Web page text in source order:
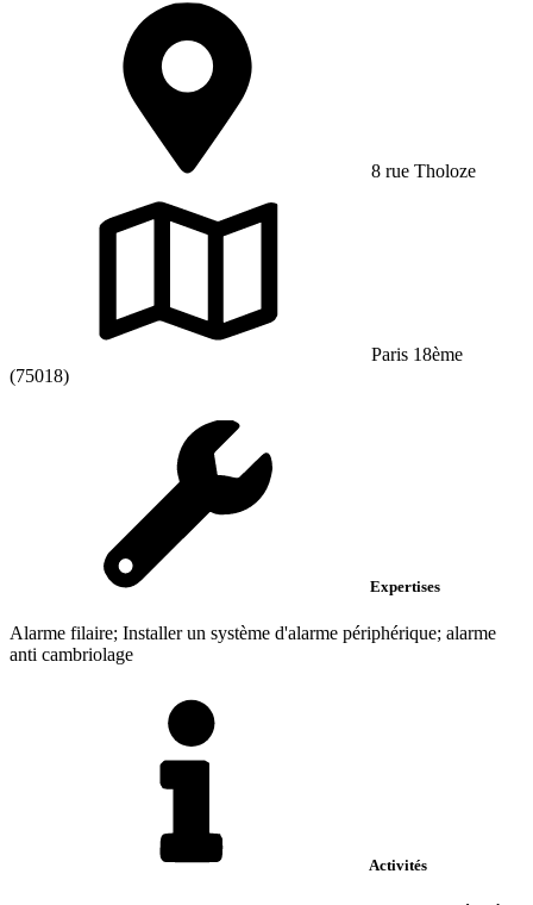
8 rue Tholoze
Paris 18ème
(75018)
Expertises
Alarme filaire; Installer un système d'alarme périphérique; alarme
anti cambriolage
Activités